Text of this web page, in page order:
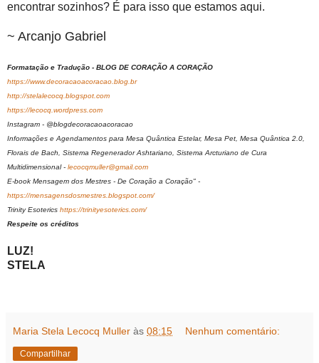
encontrar sozinhos? É para isso que estamos aqui.
~ Arcanjo Gabriel
Formatação e Tradução - BLOG DE CORAÇÃO A CORAÇÃO
https://www.decoracaoacoracao.blog.br
http://stelalecocq.blogspot.com
https://lecocq.wordpress.com
Instagram - @blogdecoracaoacoracao
Informações e Agendamentos para Mesa Quântica Estelar, Mesa Pet, Mesa Quântica 2.0,
Florais de Bach, Sistema Regenerador Ashtariano, Sistema Arcturiano de Cura
Multidimensional - lecocqmuller@gmail.com
E-book Mensagem dos Mestres - De Coração a Coração" -
https://mensagensdosmestres.blogspot.com/
Trinity Esoterics https://trinityesoterics.com/
Respeite os créditos
LUZ!
STELA
Maria Stela Lecocq Muller às 08:15 Nenhum comentário:
Compartilhar